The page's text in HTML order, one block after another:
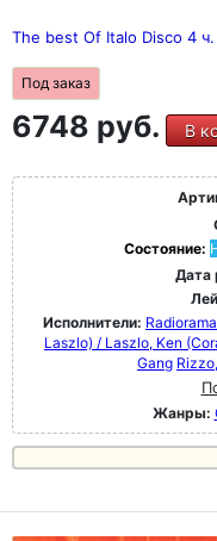
The best Of Italo Disco 4 ч.
Под заказ
6748 руб. В
Состояние:
Дата
Исполнители:
Laszlo) / Laszlo, Ken
Gang
Жанры: